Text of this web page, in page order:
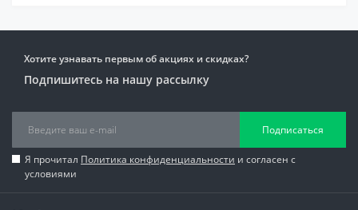
Хотите узнавать первым об акциях и скидках?
Подпишитесь на нашу рассылку
Подписаться
Я прочитал Политика конфиденциальности и согласен с
условиями